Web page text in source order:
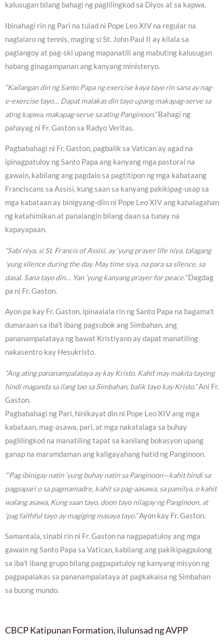
kalusugan bilang bahagi ng paglilingkod sa Diyos at sa kapwa.
Ibinahagi rin ng Pari na tulad ni Pope Leo XIV na regular na
naglalaro ng tennis, maging si St. John Paul II ay kilala sa
paglangoy at pag-ski upang mapanatili ang mabuting kalusugan
habang ginagampanan ang kanyang ministeryo.
“Kailangan din ng Santo Papa ng exercise kaya tayo rin sana ay nag-
e-exercise tayo… Dapat malakas din tayo upang makapag-serve sa
ating kapwa, makapag-serve sa ating Panginoon.”Bahagi ng
pahayag ni Fr. Gaston sa Radyo Veritas.
Pagbabahagi ni Fr. Gaston, pagbalik sa Vatican ay agad na
ipinagpatuloy ng Santo Papa ang kanyang mga pastoral na
gawain, kabilang ang pagdalo sa pagtitipon ng mga kabataang
Franciscans sa Assisi, kung saan sa kanyang pakikipag-usap sa
mga kabataan ay binigyang-diin ni Pope Leo XIV ang kahalagahan
ng katahimikan at panalangin bilang daan sa tunay na
kapayapaan.
“Sabi niya, si St. Francis of Assisi, ay ‘yung prayer life niya, talagang
‘yung silence during the day. May time siya, na para sa silence, sa
dasal. Sana tayo din… Yan ‘yung kanyang prayer for peace.”Dagdag
pa ni Fr. Gaston.
Ayon pa kay Fr. Gaston, ipinaalala rin ng Santo Papa na bagama’t
dumaraan sa iba’t ibang pagsubok ang Simbahan, ang
pananampalataya ng bawat Kristiyano ay dapat manatiling
nakasentro kay Hesukristo.
“Ang ating pananampalataya ay kay Kristo. Kahit may makita tayong
hindi maganda sa ilang tao sa Simbahan, balik tayo kay Kristo.”Ani Fr.
Gaston.
Pagbabahagi ng Pari, hinikayat din ni Pope Leo XIV ang mga
kabataan, mag-asawa, pari, at mga nakatalaga sa buhay
paglilingkod na manatiling tapat sa kanilang bokasyon upang
ganap na maramdaman ang kaligayahang hatid ng Panginoon.
“‘Pag ibinigay natin ‘yung buhay natin sa Panginoon—kahit hindi sa
pagpapari o sa pagmamadre, kahit sa pag-aasawa, sa pamilya, o kahit
walang asawa, Kung saan tayo, doon tayo nilagay ng Panginoon, at
‘pag faithful tayo ay magiging masaya tayo.”Ayon kay Fr. Gaston.
Samantala, sinabi rin ni Fr. Gaston na nagpapatuloy ang mga
gawain ng Santo Papa sa Vatican, kabilang ang pakikipagpulong
sa iba’t ibang grupo bilang pagpapatuloy ng kanyang misyon ng
pagpapalakas sa pananampalataya at pagkakaisa ng Simbahan
sa buong mundo.
CBCP Katipunan Formation, ilulunsad ng AVPP